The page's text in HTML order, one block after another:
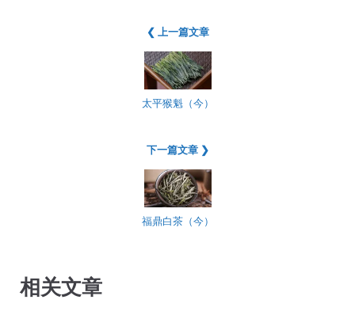
❮ 上一篇文章
太平猴魁（今）
下一篇文章 ❯
福鼎白茶（今）
相关文章